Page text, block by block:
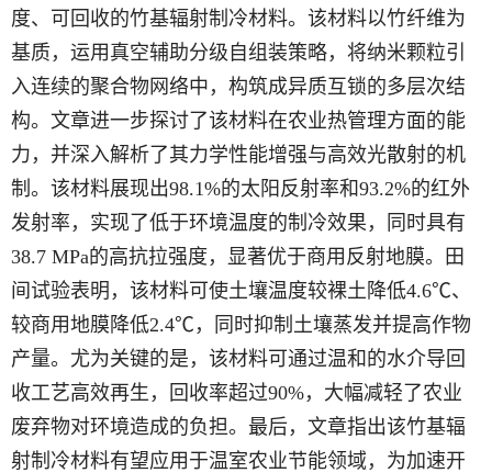
度、可回收的竹基辐射制冷材料。该材料以竹纤维为
基质，运用真空辅助分级自组装策略，将纳米颗粒引
入连续的聚合物网络中，构筑成异质互锁的多层次结
构。文章进一步探讨了该材料在农业热管理方面的能
力，并深入解析了其力学性能增强与高效光散射的机
制。该材料展现出98.1%的太阳反射率和93.2%的红外
发射率，实现了低于环境温度的制冷效果，同时具有
38.7 MPa的高抗拉强度，显著优于商用反射地膜。田
间试验表明，该材料可使土壤温度较裸土降低4.6℃、
较商用地膜降低2.4℃，同时抑制土壤蒸发并提高作物
产量。尤为关键的是，该材料可通过温和的水介导回
收工艺高效再生，回收率超过90%，大幅减轻了农业
废弃物对环境造成的负担。最后，文章指出该竹基辐
射制冷材料有望应用于温室农业节能领域，为加速开